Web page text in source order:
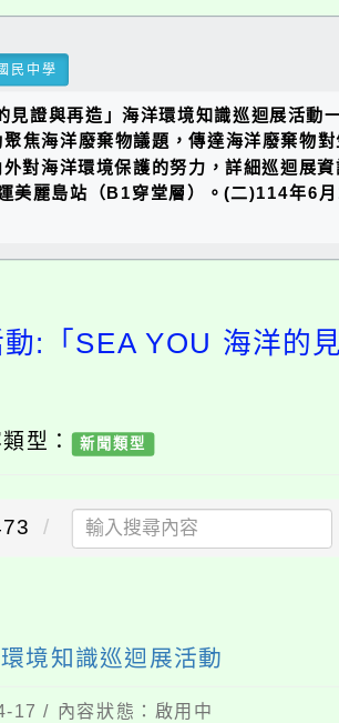
民中學
證與再造」海洋環境知識巡迴展活
焦海洋廢棄物議題，傳達海洋廢棄物
對海洋環境保護的努力，詳細巡迴
美麗島站（B1穿堂層）。(二)114年6
:「SEA YOU 海洋的
型： 新聞類型
境知識巡迴展活動
17 / 內容狀態：啟用中